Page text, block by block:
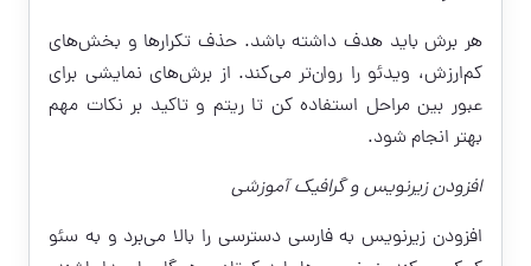
هر برش باید هدف داشته باشد. حذف تکرارها و بخش‌های
کم‌ارزش، ویدئو را روان‌تر می‌کند. از برش‌های نمایشی برای
عبور بین مراحل استفاده کن تا ریتم و تاکید بر نکات مهم
بهتر انجام شود.
افزودن زیرنویس و گرافیک آموزشی
افزودن زیرنویس به فارسی دسترسی را بالا می‌برد و به سئو